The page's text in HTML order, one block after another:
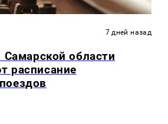
7 дней назад
Самарской области
расписание